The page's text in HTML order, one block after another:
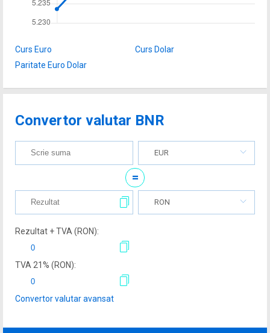
Curs Euro
Curs Dolar
Paritate Euro Dolar
Convertor valutar BNR
EUR
=
RON
Rezultat + TVA (RON):
TVA 21% (RON):
Convertor valutar avansat